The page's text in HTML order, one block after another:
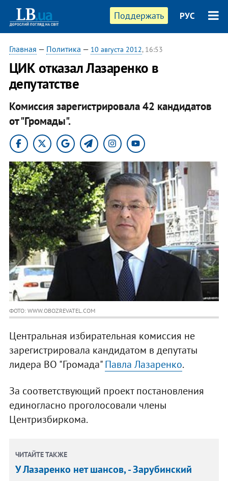
Поддержать РУС
Главная — Политика — 10 августа 2012, 16:53
ЦИК отказал Лазаренко в
депутатстве
Комиссия зарегистрировала 42 кандидатов
от "Громады".
ФОТО: WWW.OBOZREVATEL.COM
Центральная избирательная комиссия не
зарегистрировала кандидатом в депутаты
лидера ВО "Громада"Павла Лазаренко.
За соответствующий проект постановления
единогласно проголосовали члены
Центризбиркома.
ЧИТАЙТЕ ТАКЖЕ
У Лазаренко нет шансов, - Зарубинский